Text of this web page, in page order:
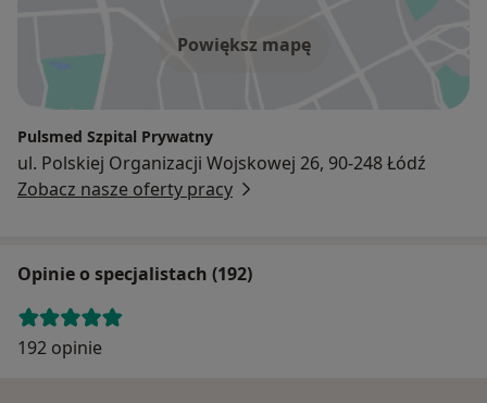
Powiększ mapę
Pulsmed Szpital Prywatny
ul. Polskiej Organizacji Wojskowej 26, 90-248 Łódź
Zobacz nasze oferty pracy
Opinie o specjalistach (192)
192 opinie